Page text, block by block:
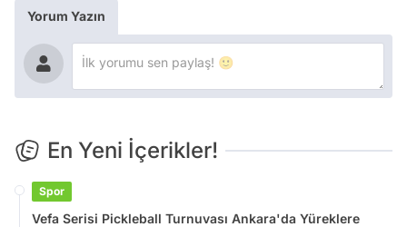
Yorum Yazın
En Yeni İçerikler!
Spor
Vefa Serisi Pickleball Turnuvası Ankara'da Yüreklere